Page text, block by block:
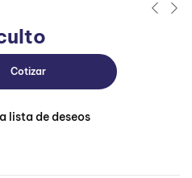
Cotizar
lista de deseos